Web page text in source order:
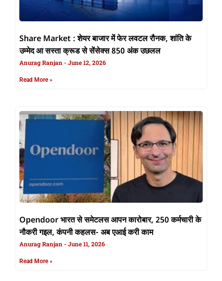
Share Market : शेयर बाजार में फेर लवटल रौनक, शांति के
उम्मेद आ सस्ता क्रूड से सेंसेक्स 850 अंक उछलल
Anurag Ranjan June 12, 2026
Read More »
Opendoor भारत से समेटलस आपन कारोबार, 250 कर्मचारी के
नौकरी गइल, कंपनी कहलस- अब एआई करी काम
Anurag Ranjan June 11, 2026
Read More »